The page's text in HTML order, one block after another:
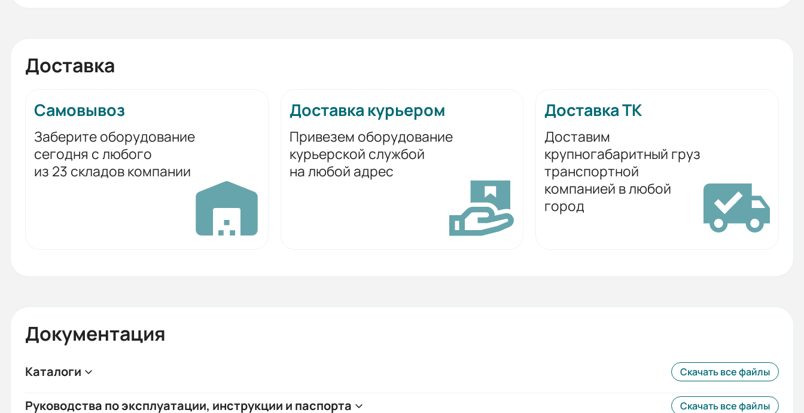
Доставка
Самовывоз
Заберите оборудование
сегодня с любого
из 23 складов компании
Доставка курьером
Привезем оборудование
курьерской службой
на любой адрес
Доставка ТК
Доставим
крупногабаритный груз
транспортной
компанией в любой
город
Документация
Каталоги Скачать все файлы
Руководства по эксплуатации, инструкции и паспорта Скачать все файлы